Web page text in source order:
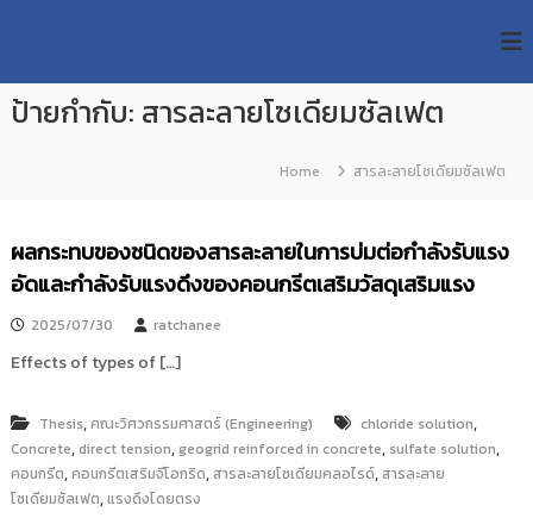
p
U
T
e
a
r
c
R
e
p
o
วิ
ท
ท
ค
โ
ล
า
ช
ง
ค
ป้ายกำกับ: สารละลายโซเดียมซัลเฟต
Home สารละลายโซเดียมซัลเฟต
ผลกระทบของชนิดของสารละลายในการบ่มต่อกำลังรับแรง
อัดและกำลังรับแรงดึงของคอนกรีตเสริมวัสดุเสริมแรง
2025/07/30 ratchanee
Effects of types of […]
Thesis,คณะวิศวกรรมศาสตร์ (Engineering) chloride solution,
Concrete,direct tension, geogrid reinforced in concrete, sulfate solution,
คอนกรีต,คอนกรีตเสริมจีโอกริด, สารละลายโซเดียมคลอไรด์, สารละลาย
โซเดียมซัลเฟต,แรงดึงโดยตรง